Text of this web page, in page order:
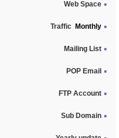
Monthly